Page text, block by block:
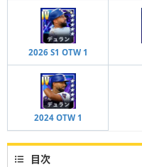
2026 S1 OTW 1
2024 OTW 1
目次